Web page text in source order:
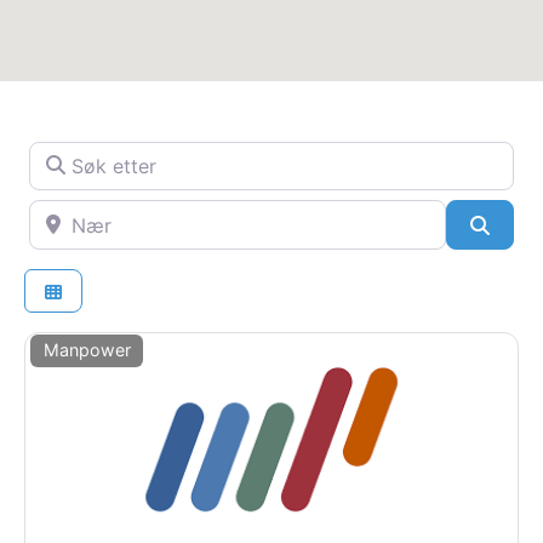
Søk etter
Nær
Manpower